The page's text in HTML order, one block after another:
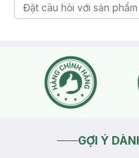
GỢI Ý